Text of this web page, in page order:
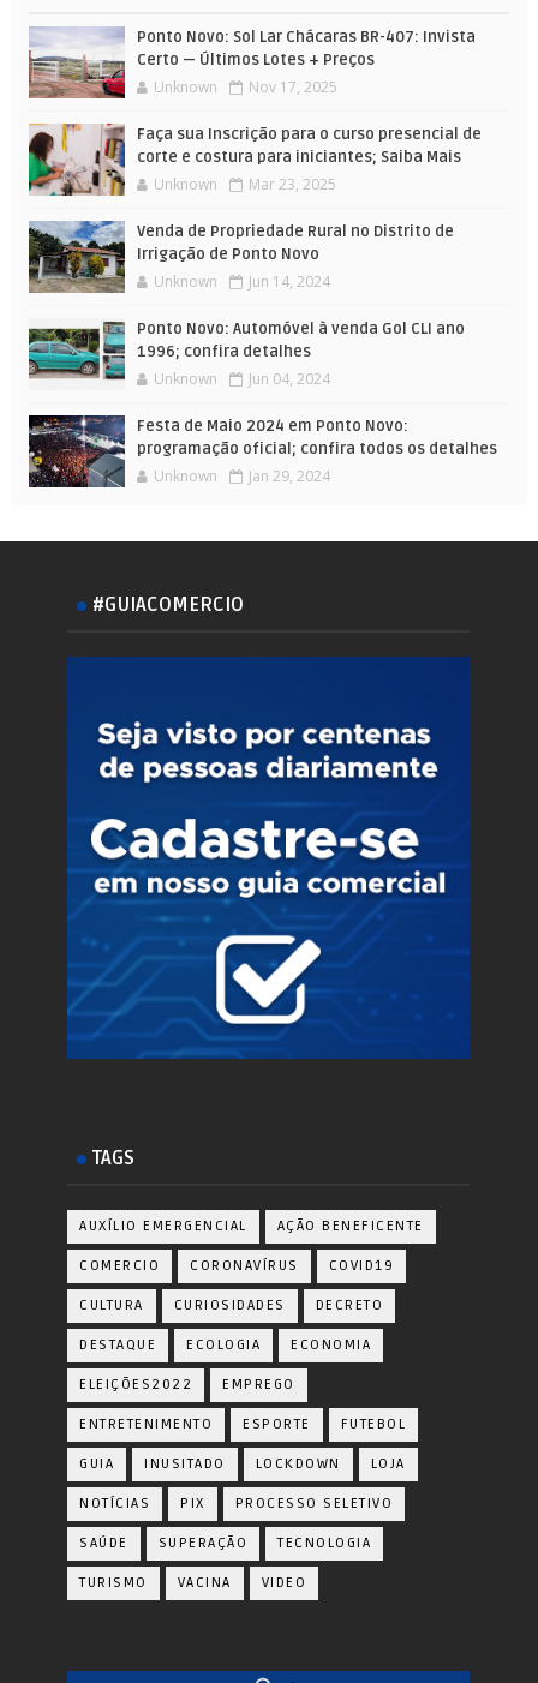
Ponto Novo: Sol Lar Chácaras BR-407: Invista
Certo — Últimos Lotes + Preços
Unknown Nov 17, 2025
Faça sua Inscrição para o curso presencial de
corte e costura para iniciantes; Saiba Mais
Unknown Mar 23, 2025
Venda de Propriedade Rural no Distrito de
Irrigação de Ponto Novo
Unknown Jun 14, 2024
Ponto Novo: Automóvel à venda Gol CLI ano
1996; confira detalhes
Unknown Jun 04, 2024
Festa de Maio 2024 em Ponto Novo:
programação oficial; confira todos os detalhes
Unknown Jan 29, 2024
#GUIACOMERCIO
TAGS
AUXÍLIO EMERGENCIAL AÇÃO BENEFICENTE
COMERCIO CORONAVÍRUS COVID19
CULTURA CURIOSIDADES DECRETO
DESTAQUE ECOLOGIA ECONOMIA
ELEIÇÕES2022 EMPREGO
ENTRETENIMENTO ESPORTE FUTEBOL
GUIA INUSITADO LOCKDOWN LOJA
NOTÍCIAS PIX PROCESSO SELETIVO
SAÚDE SUPERAÇÃO TECNOLOGIA
TURISMO VACINA VIDEO